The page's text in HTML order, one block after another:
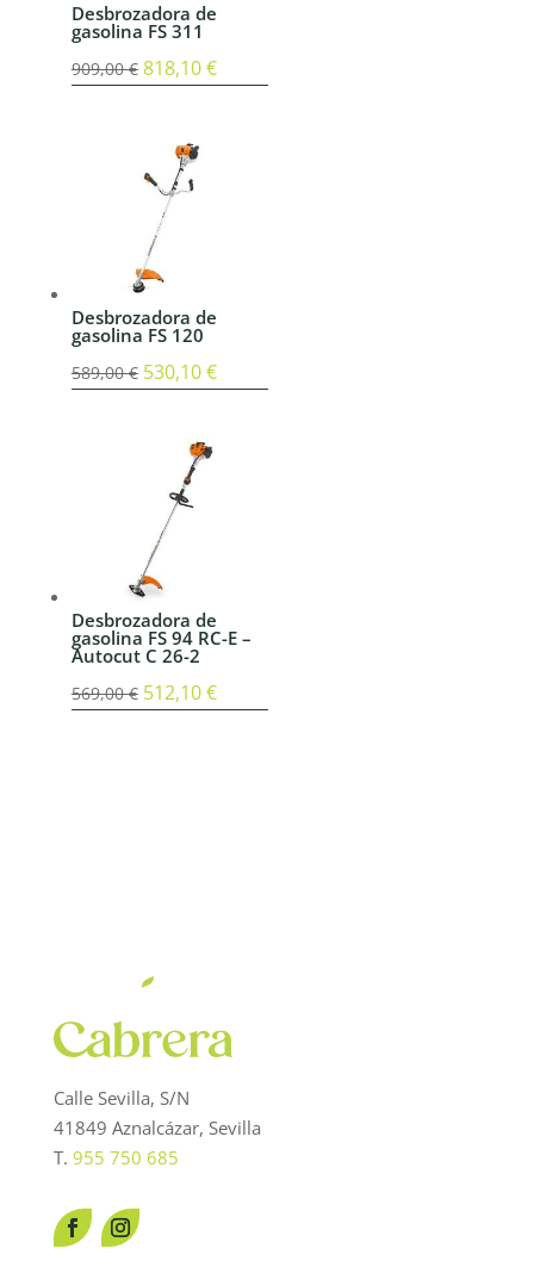
Desbrozadora de
gasolina FS 311
909,00€ El
909,00 €.
818,10€El
Desbrozadora de
gasolina FS 120
589,00€ El
589,00 €.
530,10€El
Desbrozadora de
gasolina FS 94 RC-E –
Autocut C 26-2
569,00€ El
512,10€El
Calle Sevilla, S/N
41849 Aznalcázar, Sevilla
T. 955 750 685